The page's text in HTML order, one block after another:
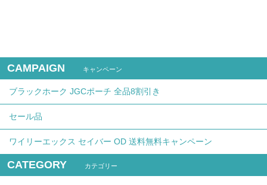
CAMPAIGN キャンペーン
ブラックホーク JGCポーチ 全品8割引き
セール品
ワイリーエックス セイバー OD 送料無料キャンペーン
CATEGORY カテゴリー